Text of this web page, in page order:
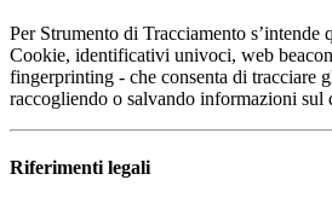
Per Strumento di Tracciamento s’intende
Cookie, identificativi univoci, web
fingerprinting - che consenta di tracciare
raccogliendo o salvando informazioni sul
Riferimenti legali